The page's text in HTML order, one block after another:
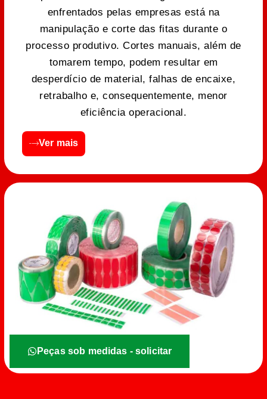
enfrentados pelas empresas está na
manipulação e corte das fitas durante o
processo produtivo. Cortes manuais, além de
tomarem tempo, podem resultar em
desperdício de material, falhas de encaixe,
retrabalho e, consequentemente, menor
eficiência operacional.
Ver mais
Peças sob medidas - solicitar